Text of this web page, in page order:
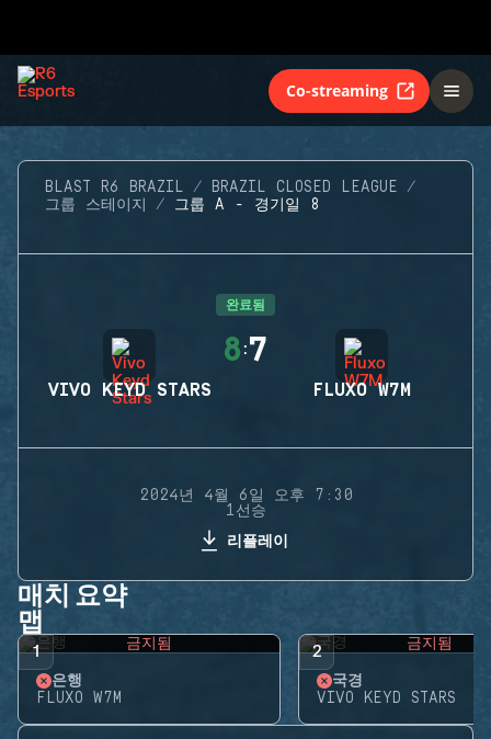
Co-streaming
BLAST R6 BRAZIL
BRAZIL CLOSED LEAGUE
그룹 스테이지
그룹 A - 경기일 8
완료됨
VIVO KEYD STARS
8 :7
FLUXO W7M
2024년 4월 6일 오후 7:30
1선승
리플레이
매치 요약
맵
1 금지됨
은행
FLUXO W7M
2 금지됨
국경
VIVO KEYD STARS